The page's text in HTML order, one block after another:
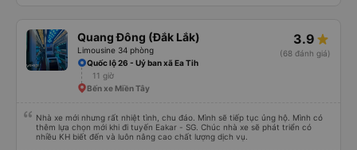
Quang Đông (Đắk Lắk)
Limousine 34 phòng
3.9
(68 đánh giá)
Quốc lộ 26 - Uỷ ban xã Ea Tih
11 giờ
Bến xe Miền Tây
Nhà xe mới nhưng rất nhiệt tình, chu đáo. Mình sẽ tiếp tục ủng hộ. Mình có
thêm lựa chọn mới khi đi tuyến Eakar - SG. Chúc nhà xe sẽ phát triển có
nhiều KH biết đến và luôn nâng cao chất lượng dịch vụ.